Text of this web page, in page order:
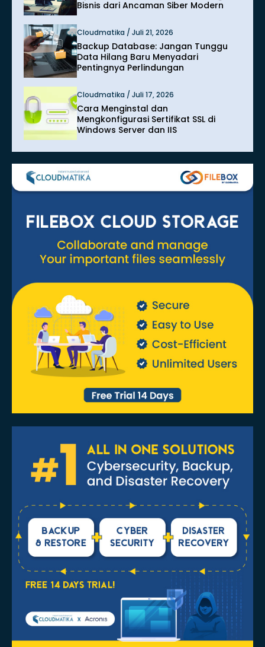
Bisnis dari Ancaman Siber Modern
Cloudmatika / Juli 21, 2026
Backup Database: Jangan Tunggu
Data Hilang Baru Menyadari
Pentingnya Perlindungan
Cloudmatika / Juli 17, 2026
Cara Menginstal dan
Mengkonfigurasi Sertifikat SSL di
Windows Server dan IIS